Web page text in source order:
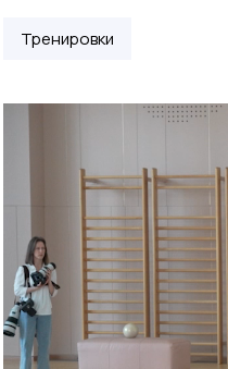
Тренировки